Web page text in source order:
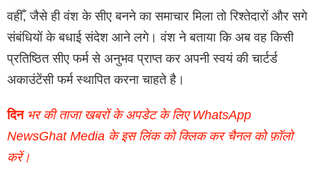
वहीँ, जैसे ही वंश के सीए बनने का समाचार मिला तो रिश्तेदारों और सगे
संबंधियों के बधाई संदेश आने लगे। वंश ने बताया कि अब वह किसी
प्रतिष्ठित सीए फर्म से अनुभव प्राप्त कर अपनी स्वयं की चार्टर्ड
अकाउंटेंसी फर्म स्थापित करना चाहते है।
दिनभर की ताजा खबरों के अपडेट के लिए WhatsApp
NewsGhat Media के इस लिंक को क्लिक कर चैनल को फ़ॉलो
करें।